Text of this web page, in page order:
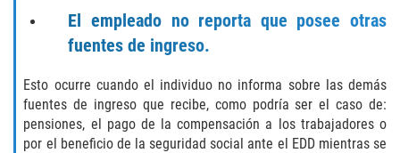
Robo
Robo de Caja Fuerte
Robo PC 459
Delincuencia Juvenil
El empleado no reporta que posee otras
fuentes de ingreso.
Esto ocurre cuando el individuo no informa sobre las demás
fuentes de ingreso que recibe, como podría ser el caso de:
pensiones, el pago de la compensación a los trabajadores o
por el beneficio de la seguridad social ante el EDD mientras se